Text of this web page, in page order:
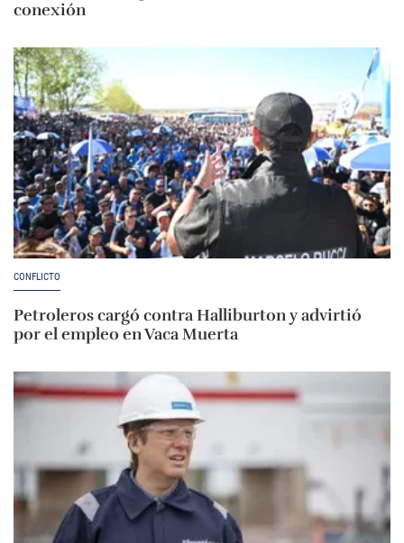
conexión
CONFLICTO
Petroleros cargó contra Halliburton y advirtió
por el empleo en Vaca Muerta